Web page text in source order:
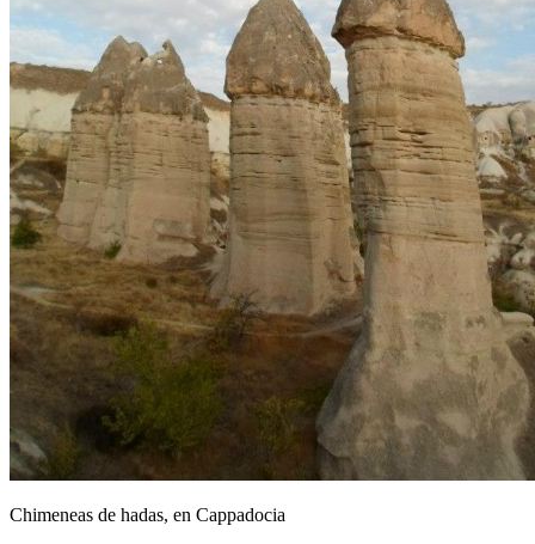
Chimeneas de hadas, en Cappadocia